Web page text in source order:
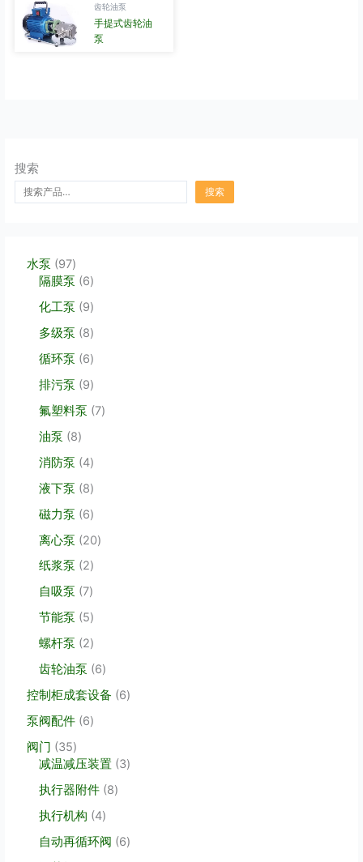
齿轮油泵
手提式齿轮油
泵
搜索
搜索
水泵 979
7
产
品
隔膜泵 66
产
品
化工泵 99
产
品
多级泵 88
产
品
循环泵 66
产
品
排污泵 99
产
氟塑料泵 77
油泵 88
产
品
消防泵 44
产
品
液下泵 88
产
品
磁力泵 66
产
品
离心泵 202
纸浆泵 22
产
品
自吸泵 77
产
品
节能泵 55
产
品
螺杆泵 22
产
品
齿轮油泵 66
产
控制柜成套设备 66
泵阀配件 66
产
品
阀门 353
5
产
品
减温减压装置 33
执行器附件 88
品
执行机构 44
产
自动再循环阀 66